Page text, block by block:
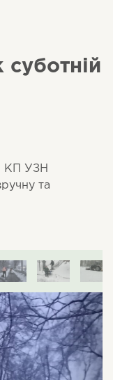
КП УЗН
та